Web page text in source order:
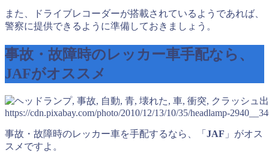
また、ドライブレコーダーが搭載されているようであれば、
警察に提供できるように準備しておきましょう。
事故・故障時のレッカー車手配なら、
JAFがオススメ
https://cdn.pixabay.com/photo/2010/12/13/10/35/headlamp-
事故・故障時のレッカー車を手配するなら、「 JAF 」がオス
スメですよ。